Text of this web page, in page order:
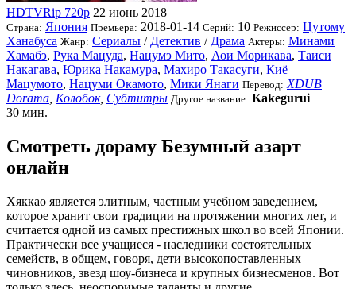
HDTVRip 720p 22 июнь 2018
Страна: Япония Премьера: 2018-01-14 Серий: 10 Режиссер: Цутому
Ханабуса Жанр: Сериалы / Детектив / Драма Актеры: Минами
Хамабэ, Рука Мацуда, Нацумэ Мито, Аои Морикава, Таиси
Накагава, Юрика Накамура, Махиро Такасуги, Киё
Мацумото, Нацуми Окамото, Мики Янаги Перевод: XDUB
Dorama Колобок, Субтитры Другое название: Kakegurui
30 мин.
Смотреть дораму Безумный азарт
онлайн
Хяккао является элитным, частным учебном заведением,
которое хранит свои традиции на протяжении многих лет, и
считается одной из самых престижных школ во всей Японии.
Практически все учащиеся - наследники состоятельных
семейств, в общем, говоря, дети высокопоставленных
чиновников, звезд шоу-бизнеса и крупных бизнесменов. Вот